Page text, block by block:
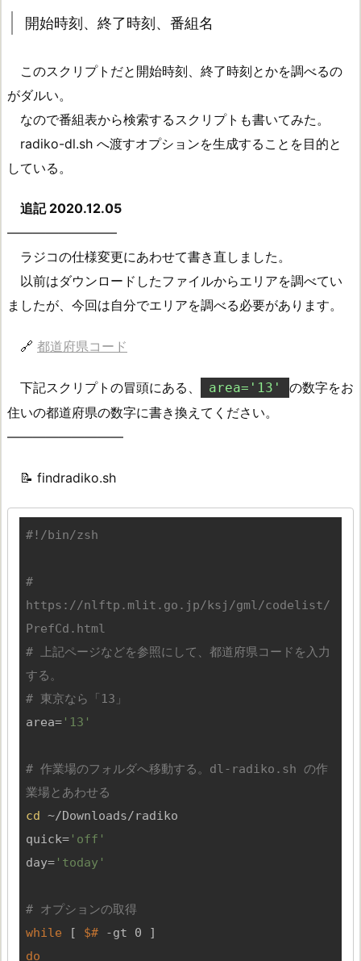
開始時刻、終了時刻、番組名
このスクリプトだと開始時刻、終了時刻とかを調べるの
がダルい。
なので番組表から検索するスクリプトも書いてみた。
radiko-dl.sh へ渡すオプションを生成することを目的と
している。
追記 2020.12.05
————————–
ラジコの仕様変更にあわせて書き直しました。
以前はダウンロードしたファイルからエリアを調べてい
ましたが、今回は自分でエリアを調べる必要があります。
🔗 都道府県コード
下記スクリプトの冒頭にある、 area='13'
の数字をお
住いの都道府県の数字に書き換えてください。
—————————
📝 findradiko.sh
#
https://nlftp.mlit.go.jp/ksj/gml/codelist/
PrefCd.html
# 上記ページなどを参照にして、都道府県コードを入力
する。
# 東京なら「13」
area='13'
# 作業場のフォルダへ移動する。dl-radiko.sh の作
業場とあわせる
cd ~/Downloads/radiko
quick='off'
day='today'
# オプションの取得
while [ $#
do